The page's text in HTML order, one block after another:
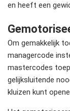
en heeft een
Om gemakkelijk
managercode
mastercodes
gelijksluitende
kluizen kunt